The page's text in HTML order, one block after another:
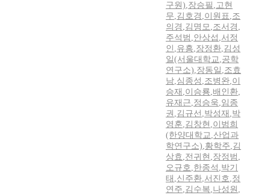
구원),장승필 ,고현
무,김호경 ,이원표,조
의경 ,김명모,조서경 ,
주석범 ,안상섭 ,서정
인 ,유흥,장정환,김성
일(서울대학교,공학
연구소),장동일 ,조효
남,심종성 ,조병완,이
승재 ,이승룡,배인환,
유재근,정승욱,임종
권 ,김규선 ,박성재 ,박
영훈,김창현 ,이범희
(한양대학교,산업과
학연구소),황학주,김
상효 ,전귀현 ,장정범 ,
오규호,한종석 ,박기
태 ,신주환,서진호,정
연주,김수복,나성원 ,